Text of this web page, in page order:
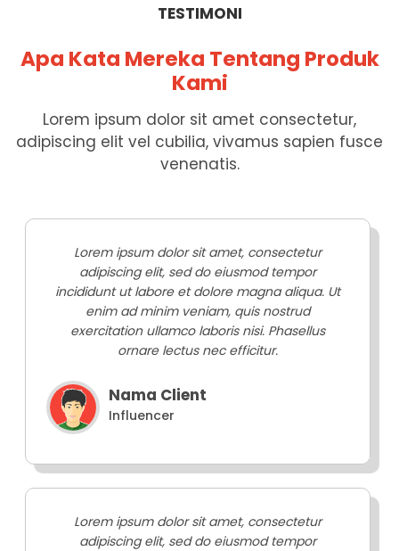
TESTIMONI
Apa Kata Mereka Tentang Produk
Kami
Lorem ipsum dolor sit amet consectetur,
adipiscing elit vel cubilia, vivamus sapien fusce
venenatis.
Lorem ipsum dolor sit amet, consectetur
adipiscing elit, sed do eiusmod tempor
incididunt ut labore et dolore magna aliqua. Ut
enim ad minim veniam, quis nostrud
exercitation ullamco laboris nisi. Phasellus
ornare lectus nec efficitur.
Nama Client
Influencer
Lorem ipsum dolor sit amet, consectetur
adipiscing elit, sed do eiusmod tempor